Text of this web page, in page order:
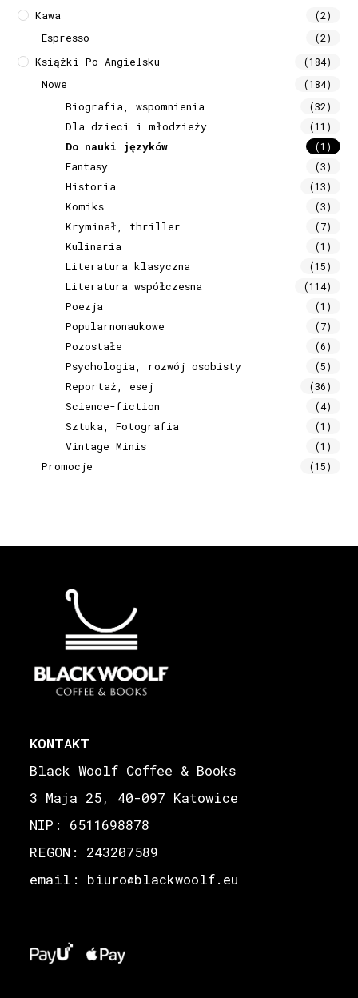
Kawa (2)
Espresso (2)
Książki Po Angielsku (184)
Nowe (184)
Biografia, wspomnienia (32)
Dla dzieci i młodzieży (11)
Do nauki języków (1)
Fantasy (3)
Historia (13)
Komiks (3)
Kryminał, thriller (7)
Kulinaria (1)
Literatura klasyczna (15)
Literatura współczesna (114)
Poezja (1)
Popularnonaukowe (7)
Pozostałe (6)
Psychologia, rozwój osobisty (5)
Reportaż, esej (36)
Science-fiction (4)
Sztuka, Fotografia (1)
Vintage Minis (1)
Promocje (15)
KONTAKT
Black Woolf Coffee & Books
3 Maja 25, 40-097 Katowice
NIP: 6511698878
REGON: 243207589
email: biuro@blackwoolf.eu